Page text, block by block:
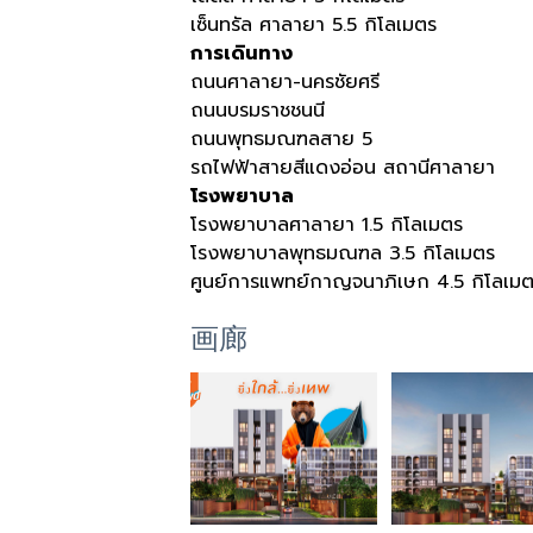
เซ็นทรัล ศาลายา 5.5 กิโลเมตร
การเดินทาง
ถนนศาลายา-นครชัยศรี
ถนนบรมราชชนนี
ถนนพุทธมณฑลสาย 5
รถไฟฟ้าสายสีแดงอ่อน สถานีศาลายา
โรงพยาบาล
โรงพยาบาลศาลายา 1.5 กิโลเมตร
โรงพยาบาลพุทธมณฑล 3.5 กิโลเมตร
ศูนย์การแพทย์กาญจนาภิเษก 4.5 กิโลเม
画廊